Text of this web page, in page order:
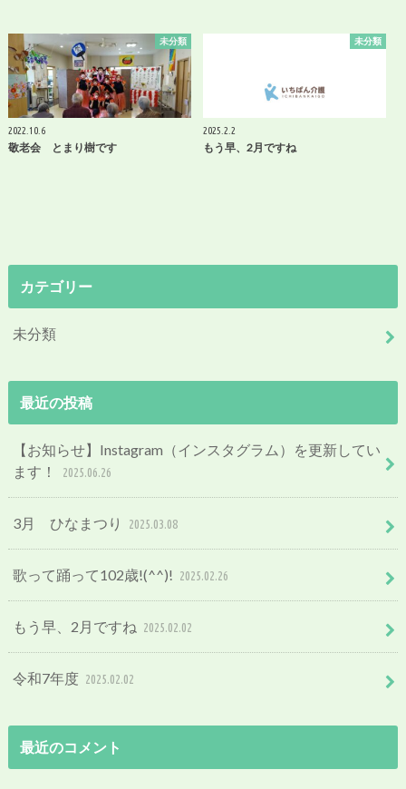
未分類
2022.10.6
敬老会 とまり樹です
未分類
2025.2.2
もう早、2月ですね
カテゴリー
未分類
最近の投稿
【お知らせ】Instagram（インスタグラム）を更新してい
ます！
2025.06.26
3月 ひなまつり 2025.03.08
歌って踊って102歳!(^^)! 2025.02.26
もう早、2月ですね 2025.02.02
令和7年度 2025.02.02
最近のコメント